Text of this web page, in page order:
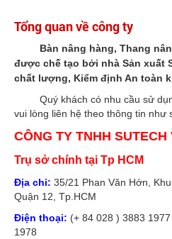
Tổng quan về công ty
Bàn nâng hàng, Thang
được chế tạo bởi nhà Sản xuất
chất lượng, Kiểm định An toàn
Quý khách có nhu cầu sử
vui lòng liên hệ theo thông tin như
CÔNG TY TNHH SUTECH
Trụ sở chính tại Tp HCM
Địa chỉ: 35/21 Phan Văn Hớn,
Quận 12, Tp.HCM
Điện thoại: (+ 84 028 ) 3883
1978